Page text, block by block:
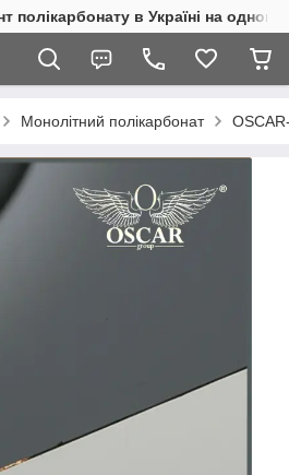
полікарбонату в Україні на одному
Монолітний полікарбонат